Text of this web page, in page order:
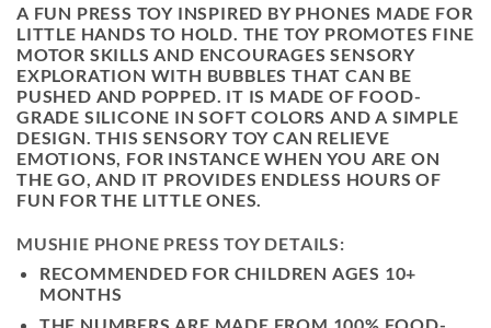
A FUN PRESS TOY INSPIRED BY PHONES MADE FOR
LITTLE HANDS TO HOLD. THE TOY PROMOTES FINE
MOTOR SKILLS AND ENCOURAGES SENSORY
EXPLORATION WITH BUBBLES THAT CAN BE
PUSHED AND POPPED. IT IS MADE OF FOOD-
GRADE SILICONE IN SOFT COLORS AND A SIMPLE
DESIGN. THIS SENSORY TOY CAN RELIEVE
EMOTIONS, FOR INSTANCE WHEN YOU ARE ON
THE GO, AND IT PROVIDES ENDLESS HOURS OF
FUN FOR THE LITTLE ONES.
MUSHIE PHONE PRESS TOY DETAILS:
RECOMMENDED FOR CHILDREN AGES 10+
MONTHS